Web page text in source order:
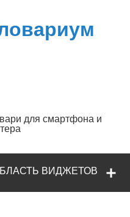
для смартфона и
ВИДЖЕТОВ